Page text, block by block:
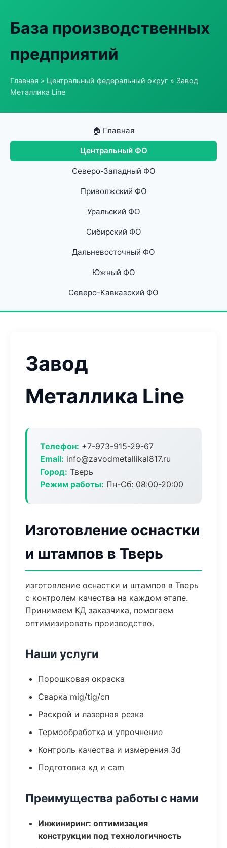
База производственных
предприятий
Главная » Центральный федеральный округ » Завод
Металлика Line
🏠 Главная
Центральный ФО
Северо-Западный ФО
Приволжский ФО
Уральский ФО
Сибирский ФО
Дальневосточный ФО
Южный ФО
Северо-Кавказский ФО
Завод
Металлика Line
Телефон: +7-973-915-29-67
Email: info@zavodmetallikal817.ru
Город: Тверь
Режим работы: Пн-Сб: 08:00-20:00
Изготовление оснастки
и штампов в Тверь
изготовление оснастки и штампов в Тверь
с контролем качества на каждом этапе.
Принимаем КД заказчика, помогаем
оптимизировать производство.
Наши услуги
Порошковая окраска
Сварка mig/tig/сп
Раскрой и лазерная резка
Термообработка и упрочнение
Контроль качества и измерения 3d
Подготовка кд и cam
Преимущества работы с нами
Инжиниринг: оптимизация
конструкции под технологичность